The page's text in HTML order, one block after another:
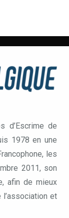
d’Escrime de
1978 en une
les
2011, son
afin de mieux
et